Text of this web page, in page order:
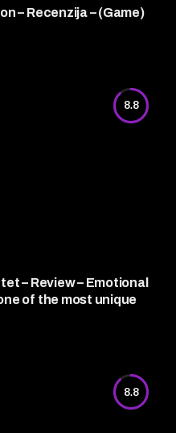
– Recenzija – (Game)
8.8
– Review – Emotional
of the most unique
8.8